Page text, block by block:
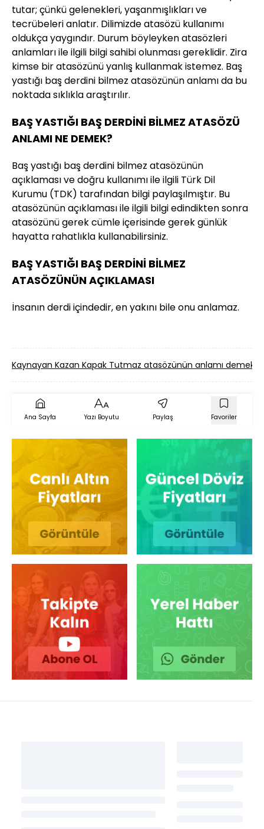
tutar; çünkü gelenekleri, yaşanmışlıkları ve
tecrübeleri anlatır. Dilimizde atasözü kullanımı
oldukça yaygındır. Durum böyleyken atasözleri
anlamları ile ilgili bilgi sahibi olunması gereklidir. Zira
kimse bir atasözünü yanlış kullanmak istemez. Baş
yastığı baş derdini bilmez atasözünün anlamı da bu
noktada sıklıkla araştırılır.
BAŞ YASTIĞI BAŞ DERDİNİ BİLMEZ ATASÖZÜ
ANLAMI NE DEMEK?
Baş yastığı baş derdini bilmez atasözünün
açıklaması ve doğru kullanımı ile ilgili Türk Dil
Kurumu (TDK) tarafından bilgi paylaşılmıştır. Bu
atasözünün açıklaması ile ilgili bilgi edindikten sonra
atasözünü gerek cümle içerisinde gerek günlük
hayatta rahatlıkla kullanabilirsiniz.
BAŞ YASTIĞI BAŞ DERDİNİ BİLMEZ
ATASÖZÜNÜN AÇIKLAMASI
İnsanın derdi içindedir, en yakını bile onu anlamaz.
Kaynayan Kazan Kapak Tutmaz atasözünün anlamı demek?
Ana Sayfa Yazı Boyutu Paylaş Favoriler